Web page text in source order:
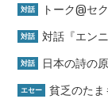
対話 トーク@セ
対話 対話『エン
対話 日本の詩の
エセー 貧乏のた